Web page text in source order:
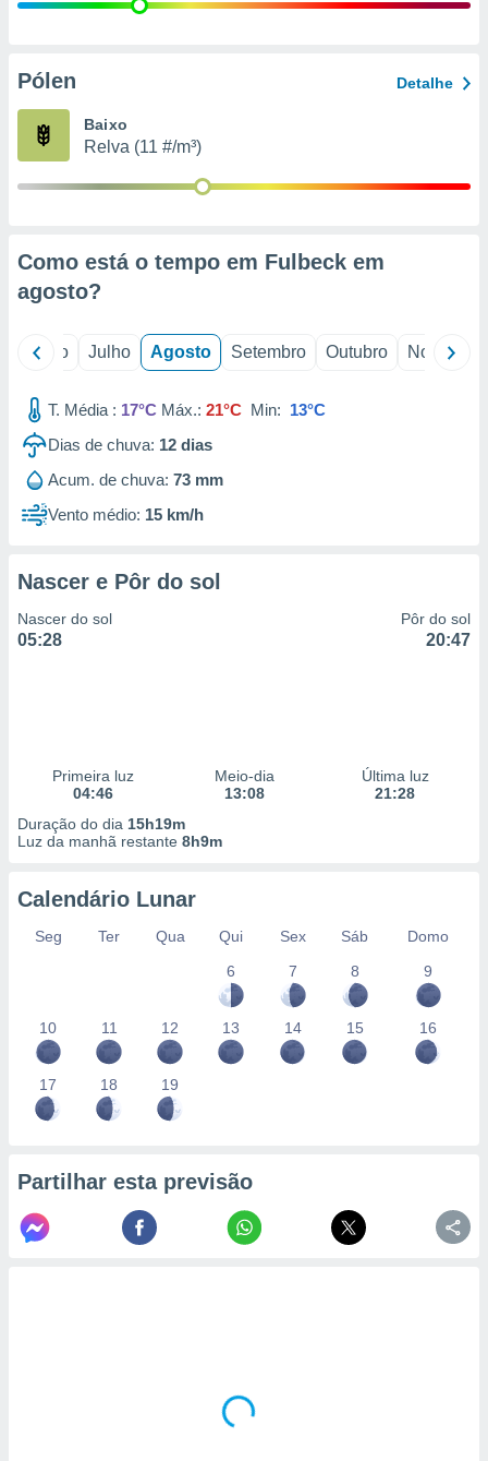
e
de
Pólen Detalhe
Baixo
Relva (11 #/m³)
Como está o tempo em Fulbeck em
agosto?
Junho Julho Agosto Setembro Outubro Novembro
T. Média : 17°C Máx.: 21°C Min: 13°C
Dias de chuva: 12 dias
Acum. de chuva: 73 mm
Vento médio: 15 km/h
Nascer e Pôr do sol
Nascer do sol
05:28
Pôr do sol
20:47
Primeira luz
04:46
Meio-dia
13:08
Última luz
21:28
Duração do dia 15h19m
Luz da manhã restante 8h9m
Calendário Lunar
Seg Ter Qua Qui Sex Sáb
Domo
6
7 8 9
10 11 12 13 14 15 16
17 18 19
Partilhar esta previsão